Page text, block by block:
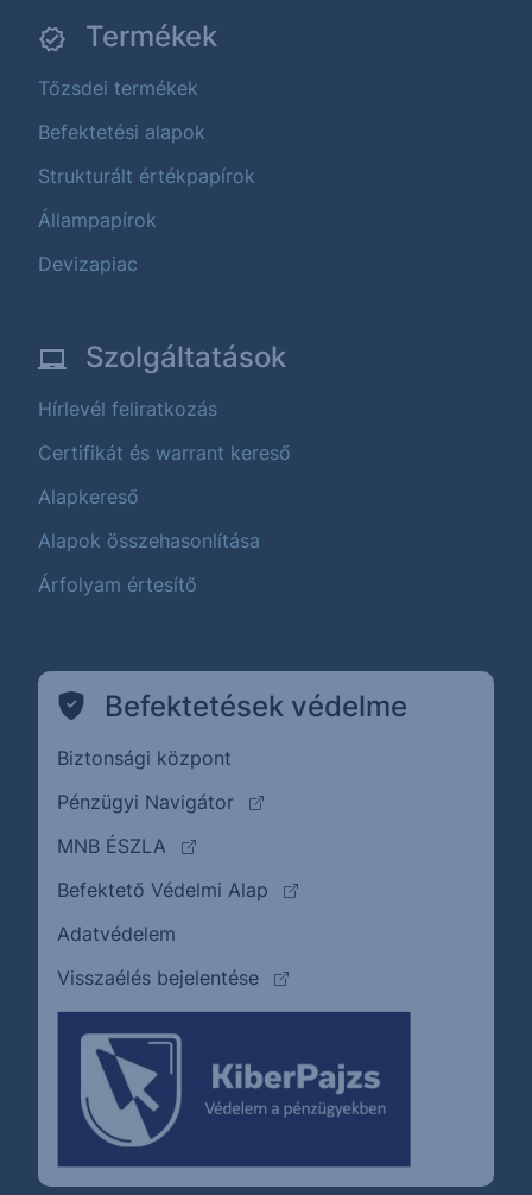
Termékek
Tőzsdei termékek
Befektetési alapok
Strukturált értékpapírok
Állampapírok
Devizapiac
Szolgáltatások
Hírlevél feliratkozás
Certifikát és warrant kereső
Alapkereső
Alapok összehasonlítása
Árfolyam értesítő
Befektetések védelme
Biztonsági központ
Pénzügyi Navigátor
(külső oldalra ugrik)
MNB ÉSZLA
(külső oldalra ugrik)
Befektető Védelmi Alap
(külső oldalra ugrik)
Adatvédelem
Visszaélés bejelentése
(külső oldalra ugrik)